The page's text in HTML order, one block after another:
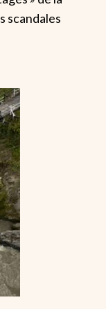
scandales